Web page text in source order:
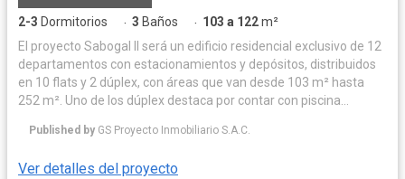
2-3 Dormitorios · 3 Baños · 103 a 122m²
El proyecto Sabogal II será un edificio residencial exclusivo de 12
departamentos con estacionamientos y depósitos, distribuidos
en 10 flats y 2 dúplex, con áreas que van desde 103 m² hasta
252 m². Uno de los dúplex destaca por contar con piscina
segundo ofrece una amplia terraza con parrilla, ideal para el
Published by GS Proyecto Inmobiliario S.A.C.
Ver detalles del proyecto